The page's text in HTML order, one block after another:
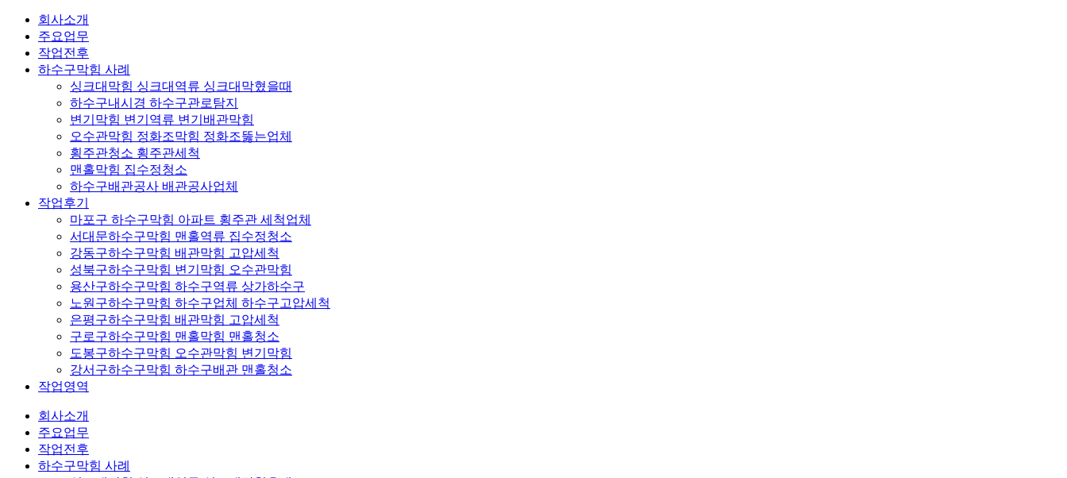
회사소개
주요업무
작업전후
하수구막힘 사례
싱크대막힘 싱크대역류 싱크대막혔을때
하수구내시경 하수구관로탐지
변기막힘 변기역류 변기배관막힘
오수관막힘 정화조막힘 정화조뚫는업체
횡주관청소 횡주관세척
맨홀막힘 집수정청소
하수구배관공사 배관공사업체
작업후기
마포구 하수구막힘 아파트 횡주관 세척업체
서대문하수구막힘 맨홀역류 집수정청소
강동구하수구막힘 배관막힘 고압세척
성북구하수구막힘 변기막힘 오수관막힘
용산구하수구막힘 하수구역류 상가하수구
노원구하수구막힘 하수구업체 하수구고압세척
은평구하수구막힘 배관막힘 고압세척
구로구하수구막힘 맨홀막힘 맨홀청소
도봉구하수구막힘 오수관막힘 변기막힘
강서구하수구막힘 하수구배관 맨홀청소
작업영역
회사소개
주요업무
작업전후
하수구막힘 사례